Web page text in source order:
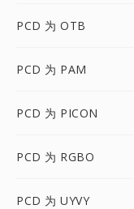
PCD 为 OTB
PCD 为 PAM
PCD 为 PICON
PCD 为 RGBO
PCD 为 UYVY